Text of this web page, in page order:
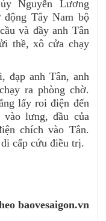
Nguyễn Lương
động Tây Nam bộ
và đầy anh Tân
thề, xô cửa chạy
đạp anh Tân, anh
ra phòng chờ.
lấy roi điện đến
lưng, đầu của
chích vào Tân.
cấp cứu điều trị.
baovesaigon.vn